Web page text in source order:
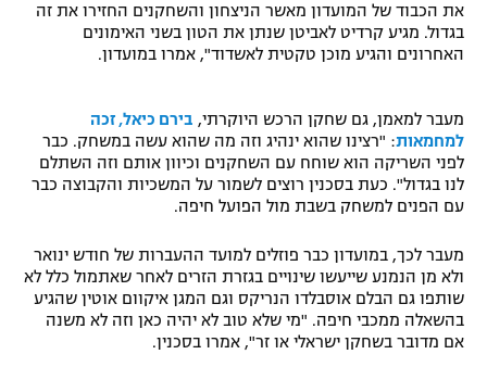
תקנון פעילות ספורט 1
הצטרפות לחבילת הערוצים
לוח דרושים – ג'ובנט
המגזין
את הכבוד של המועדון מאשר הניצחון והשחקנים החזירו את זה
בגדול. מגיע קרדיט לאביטן שנתן את הטון בשני האימונים
האחרונים והגיע מוכן טקטית לאשדוד", אמרו במועדון.
מעבר למאמן, גם שחקן הרכש היוקרתי, בירם כיאל, זכה
למחמאות: "רצינו שהוא ינהיג וזה מה שהוא עשה במשחק. כבר
לפני השריקה הוא שוחח עם השחקנים וכיוון אותם וזה השתלם
לנו בגדול". כעת בסכנין רוצים לשמור על המשכיות והקבוצה כבר
עם הפנים למשחק בשבת מול הפועל חיפה.
מעבר לכך, במועדון כבר פוזלים למועד ההעברות של חודש ינואר
ולא מן הנמנע שייעשו שינויים בגזרת הזרים לאחר שאתמול כלל לא
שותפו גם הבלם אוסבלדו הנריקס וגם המגן איקוום אוטין שהגיע
בהשאלה ממכבי חיפה. "מי שלא טוב לא יהיה כאן וזה לא משנה
אם מדובר בשחקן ישראלי או זר", אמרו בסכנין.